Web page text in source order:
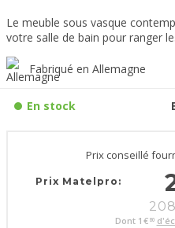
Le meuble sous vasque
votre salle de bain pour ranger
Fabriqué en Allemagne
En stock
Prix conseillé
Prix Matelpro:
Dont 1€ 80